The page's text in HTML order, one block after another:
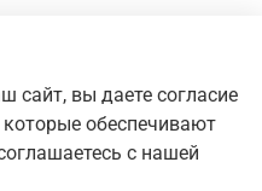
Для этого наведите
на QR-код
сайт, вы даете согласие
обеспечивают
с нашей